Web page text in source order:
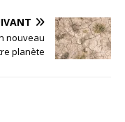
nouveau
planète